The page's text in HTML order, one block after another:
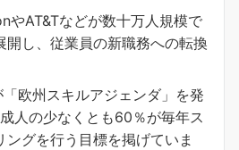
やAT&Tなどが数十万人規模で
開し、従業員の新職務への転換
「欧州スキルアジェンダ」を発
人の少なくとも60％が毎年ス
グを行う目標を掲げていま